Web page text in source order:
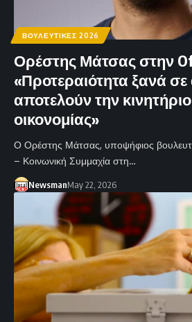
ΒΟΥΛΕΥΤΙΚΕΣ 2026
Ορέστης Μάτσας στην
«Προτεραιότητα ξανά
αποτελούν την
οικονομίας»
Ο Ορέστης Μάτσας, υποψήφιος
– Κοινωνική Συμμαχία στη…
NewsmanMay 22, 2026